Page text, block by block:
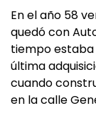
En el año 58
quedó con
tiempo estaba
última
cuando
en la calle